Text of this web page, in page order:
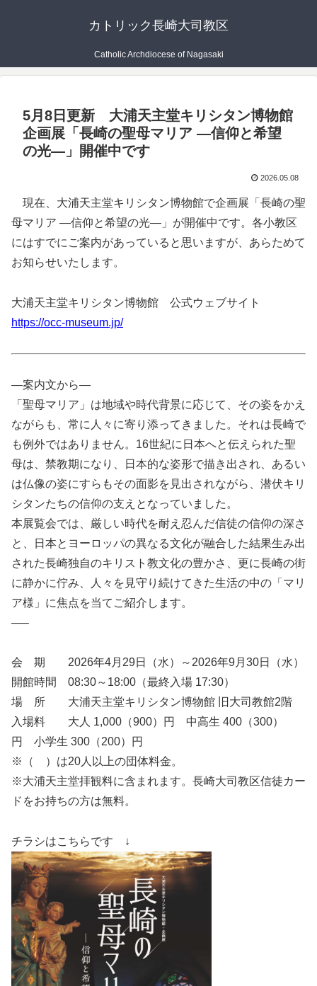
カトリック長崎大司教区
Catholic Archdiocese of Nagasaki
5月8日更新 大浦天主堂キリシタン博物館
企画展「長崎の聖母マリア ―信仰と希望
の光―」開催中です
2026.05.08
現在、大浦天主堂キリシタン博物館で企画展「長崎の聖
母マリア ―信仰と希望の光―」が開催中です。各小教区
にはすでにご案内があっていると思いますが、あらためて
お知らせいたします。
大浦天主堂キリシタン博物館 公式ウェブサイト
https://occ-museum.jp/
—案内文から—
「聖母マリア」は地域や時代背景に応じて、その姿をかえ
ながらも、常に人々に寄り添ってきました。それは長崎で
も例外ではありません。16世紀に日本へと伝えられた聖
母は、禁教期になり、日本的な姿形で描き出され、あるい
は仏像の姿にすらもその面影を見出されながら、潜伏キリ
シタンたちの信仰の支えとなっていました。
本展覧会では、厳しい時代を耐え忍んだ信徒の信仰の深さ
と、日本とヨーロッパの異なる文化が融合した結果生み出
された長崎独自のキリスト教文化の豊かさ、更に長崎の街
に静かに佇み、人々を見守り続けてきた生活の中の「マリ
ア様」に焦点を当てご紹介します。
—–
会 期 2026年4月29日（水）～2026年9月30日（水）
開館時間 08:30～18:00（最終入場 17:30）
場 所 大浦天主堂キリシタン博物館 旧大司教館2階
入場料 大人 1,000（900）円 中高生 400（300）
円 小学生 300（200）円
※（ ）は20人以上の団体料金。
※大浦天主堂拝観料に含まれます。長崎大司教区信徒カー
ドをお持ちの方は無料。
チラシはこちらです ↓